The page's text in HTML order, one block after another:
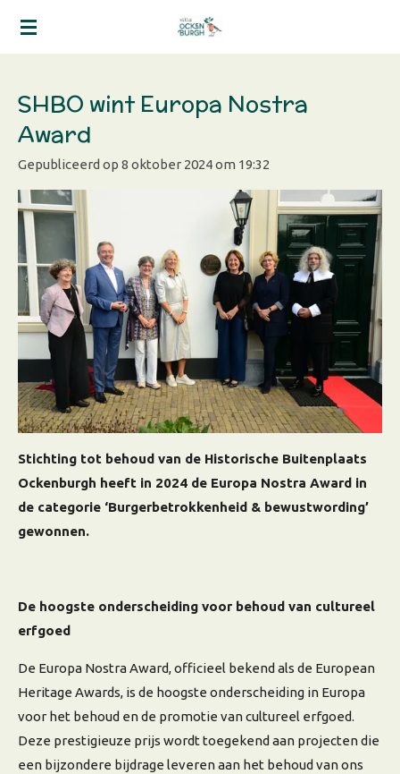
Ga
de
hoofdinhoud
SHBO wint Europa Nostra
Award
Gepubliceerd op 8 oktober 2024 om 19:32
Stichting tot behoud van de Historische Buitenplaats
Ockenburgh heeft in 2024 de Europa Nostra Award in
de categorie ‘Burgerbetrokkenheid & bewustwording’
gewonnen.
De hoogste onderscheiding voor behoud van cultureel
erfgoed
De Europa Nostra Award, officieel bekend als de European
Heritage Awards, is de hoogste onderscheiding in Europa
voor het behoud en de promotie van cultureel erfgoed.
Deze prestigieuze prijs wordt toegekend aan projecten die
een bijzondere bijdrage leveren aan het behoud van ons